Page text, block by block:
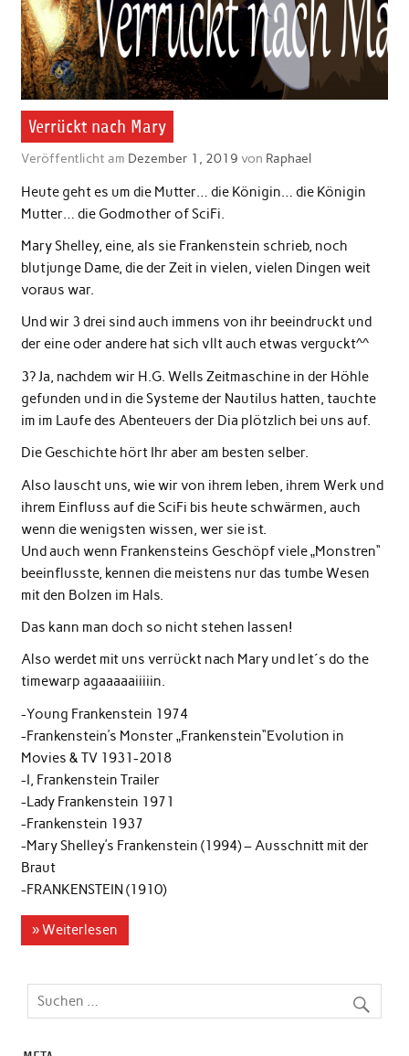
Verrückt nach Mary
Veröffentlicht am Dezember 1, 2019 von Raphael
Heute geht es um die Mutter… die Königin… die Königin
Mutter… die Godmother of SciFi.
Mary Shelley, eine, als sie Frankenstein schrieb, noch
blutjunge Dame, die der Zeit in vielen, vielen Dingen weit
voraus war.
Und wir 3 drei sind auch immens von ihr beeindruckt und
der eine oder andere hat sich vllt auch etwas verguckt^^
3? Ja, nachdem wir H.G. Wells Zeitmaschine in der Höhle
gefunden und in die Systeme der Nautilus hatten, tauchte
im im Laufe des Abenteuers der Dia plötzlich bei uns auf.
Die Geschichte hört Ihr aber am besten selber.
Also lauscht uns, wie wir von ihrem leben, ihrem Werk und
ihrem Einfluss auf die SciFi bis heute schwärmen, auch
wenn die wenigsten wissen, wer sie ist.
Und auch wenn Frankensteins Geschöpf viele „Monstren“
beeinflusste, kennen die meistens nur das tumbe Wesen
mit den Bolzen im Hals.
Das kann man doch so nicht stehen lassen!
Also werdet mit uns verrückt nach Mary und let´s do the
timewarp agaaaaaiiiiin.
-Young Frankenstein 1974
-Frankenstein’s Monster „Frankenstein“Evolution in
Movies & TV 1931-2018
-I, Frankenstein Trailer
-Lady Frankenstein 1971
-Frankenstein 1937
-Mary Shelley’s Frankenstein (1994) – Ausschnitt mit der
Braut
-FRANKENSTEIN (1910)
» Weiterlesen